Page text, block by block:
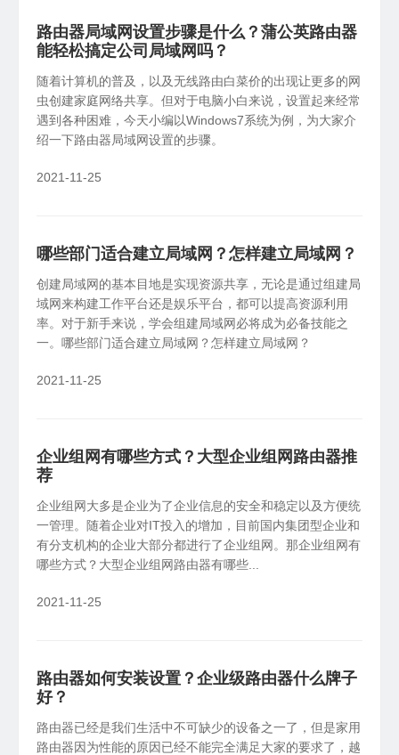
路由器局域网设置步骤是什么？蒲公英路由器
能轻松搞定公司局域网吗？
随着计算机的普及，以及无线路由白菜价的出现让更多的网
虫创建家庭网络共享。但对于电脑小白来说，设置起来经常
遇到各种困难，今天小编以Windows7系统为例，为大家介
绍一下路由器局域网设置的步骤。
2021-11-25
哪些部门适合建立局域网？怎样建立局域网？
创建局域网的基本目地是实现资源共享，无论是通过组建局
域网来构建工作平台还是娱乐平台，都可以提高资源利用
率。对于新手来说，学会组建局域网必将成为必备技能之
一。哪些部门适合建立局域网？怎样建立局域网？
2021-11-25
企业组网有哪些方式？大型企业组网路由器推
荐
企业组网大多是企业为了企业信息的安全和稳定以及方便统
一管理。随着企业对IT投入的增加，目前国内集团型企业和
有分支机构的企业大部分都进行了企业组网。那企业组网有
哪些方式？大型企业组网路由器有哪些...
2021-11-25
路由器如何安装设置？企业级路由器什么牌子
好？
路由器已经是我们生活中不可缺少的设备之一了，但是家用
路由器因为性能的原因已经不能完全满足大家的要求了，越